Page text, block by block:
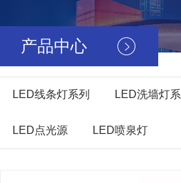
产品中心
LED线条灯系列 LED洗墙灯系
LED点光源 LED喷泉灯